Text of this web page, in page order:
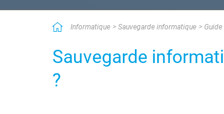
Informatique Sauvegarde informatique Guide
Sauvegarde
?